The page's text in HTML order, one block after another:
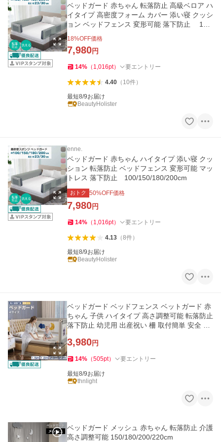
ベッドガード 赤ちゃん 転落防止 高級ベロア ハ
イタイプ 高密度フォーム カバー 添い寝 クッシ
ョン ベッドフェンス 変形可能 落下防止 100/
18%OFF価格
7,980円
14% （ 1,016pt） 要エントリー
4.40（ 10件）
最短8/9お届け
BeautyHolister
enne.
ベッドガード 赤ちゃん ハイタイプ 添い寝 クッ
ション 転落防止 ベッドフェンス 変形可能 マッ
トレス 落下防止 100/150/180/200cm
おトク 50%OFF価格
7,980円
14% （ 1,016pt） 要エントリー
4.13（8件）
最短8/9お届け
BeautyHolister
ベッドガード ベッドフェンス ベットガード 赤
ちゃん 子供 ハイタイプ 高さ調整可能 転落防止
落下防止 幼児用 出産祝い 柵 取付簡単 安全 1
3,980円
14% （505pt） 要エントリー
最短8/9お届け
thnlight
ベッドガード メッシュ 赤ちゃん 転落防止 介護
高さ調整可能 150/180/200/220cm